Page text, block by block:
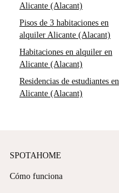
Alicante (Alacant)
Pisos de 3 habitaciones en
alquiler Alicante (Alacant)
Habitaciones en alquiler en
Alicante (Alacant)
Residencias de estudiantes en
Alicante (Alacant)
SPOTAHOME
Cómo funciona